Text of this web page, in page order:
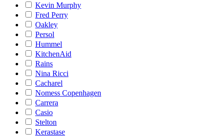
Kevin Murphy
Fred Perry
Oakley
Persol
Hummel
KitchenAid
Rains
Nina Ricci
Cacharel
Nomess Copenhagen
Carrera
Casio
Stelton
Kerastase